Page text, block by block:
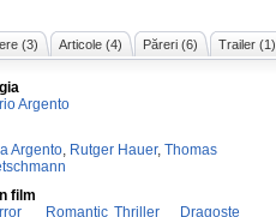
(3) Articole (4) Păreri (6) Trailer (1)
Argento
Argento, Rutger Hauer, Thomas
film
Romantic Thriller Dragoste